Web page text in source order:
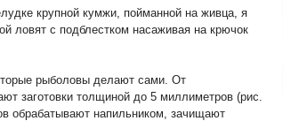
крупной кумжи, пойманной на живца, я
ловят с подблестком насаживая на крючок
рыболовы делают сами. От
заготовки толщиной до 5 миллиметров (рис.
обрабатывают напильником, зачищают